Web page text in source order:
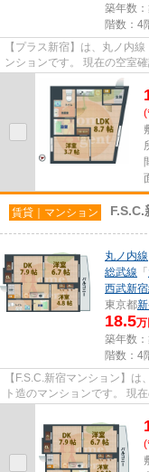
築年数
階数：4
【プラス新宿】は、丸ノ内
ンションです。 現在の空室確認は電話またはメールにてお問い合わせください。
退去前情報を含めきちんと...
(
賃貸｜マンション F.S.C.
丸ノ内線
総武線 「
西武新
東京都
18.5万
築年数
階数：4
【F.S.C.新宿マンション】
ト造のマンションです。 現在の空室確認は電話またはメールにてお問い合わせく
(